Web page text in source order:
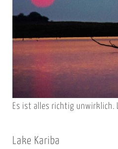
Es ist alles richtig unwirklich.
Lake Kariba